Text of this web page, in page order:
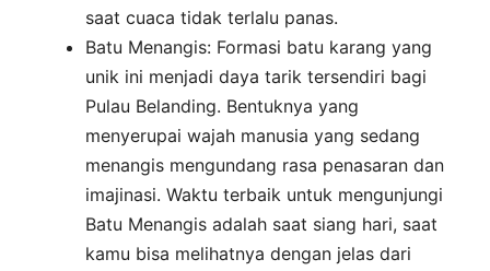
saat cuaca tidak terlalu panas.
Batu Menangis: Formasi batu karang yang
unik ini menjadi daya tarik tersendiri bagi
Pulau Belanding. Bentuknya yang
menyerupai wajah manusia yang sedang
menangis mengundang rasa penasaran dan
imajinasi. Waktu terbaik untuk mengunjungi
Batu Menangis adalah saat siang hari, saat
kamu bisa melihatnya dengan jelas dari